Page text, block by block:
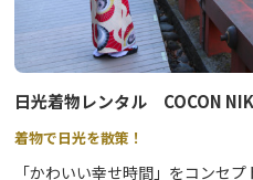
日光着物レンタル COCON
着物で日光を散策！
「かわいい幸せ時間」をコンセ